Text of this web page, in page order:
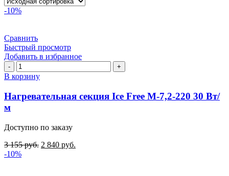
-10%
Сравнить
Быстрый просмотр
Добавить в избранное
Количество
товара
Нагревательная
Ice
220
Вт/
м
В корзину
Нагревательная секция Ice Free М-7,2-220 30 Вт/
м
Доступно по заказу
3 155руб. 2 840 руб.
-10%